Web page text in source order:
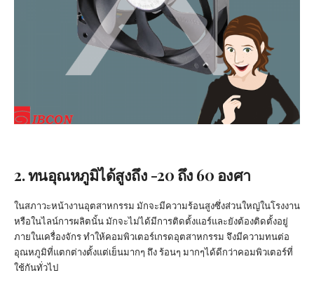
2. ทนอุณหภูมิได้สูงถึง -20 ถึง 60 องศา
ในสภาวะหน้างานอุตสาหกรรม มักจะมีความร้อนสูงซึ่งส่วนใหญ่ในโรงงาน
หรือในไลน์การผลิตนั้น มักจะไม่ได้มีการติดตั้งแอร์และยังต้องติดตั้งอยู่
ภายในเครื่องจักร ทำให้คอมพิวเตอร์เกรดอุตสาหกรรม จึงมีความทนต่อ
อุณหภูมิที่แตกต่างตั้งแต่เย็นมากๆ ถึง ร้อนๆ มากๆได้ดีกว่าคอมพิวเตอร์ที่
ใช้กันทั่วไป